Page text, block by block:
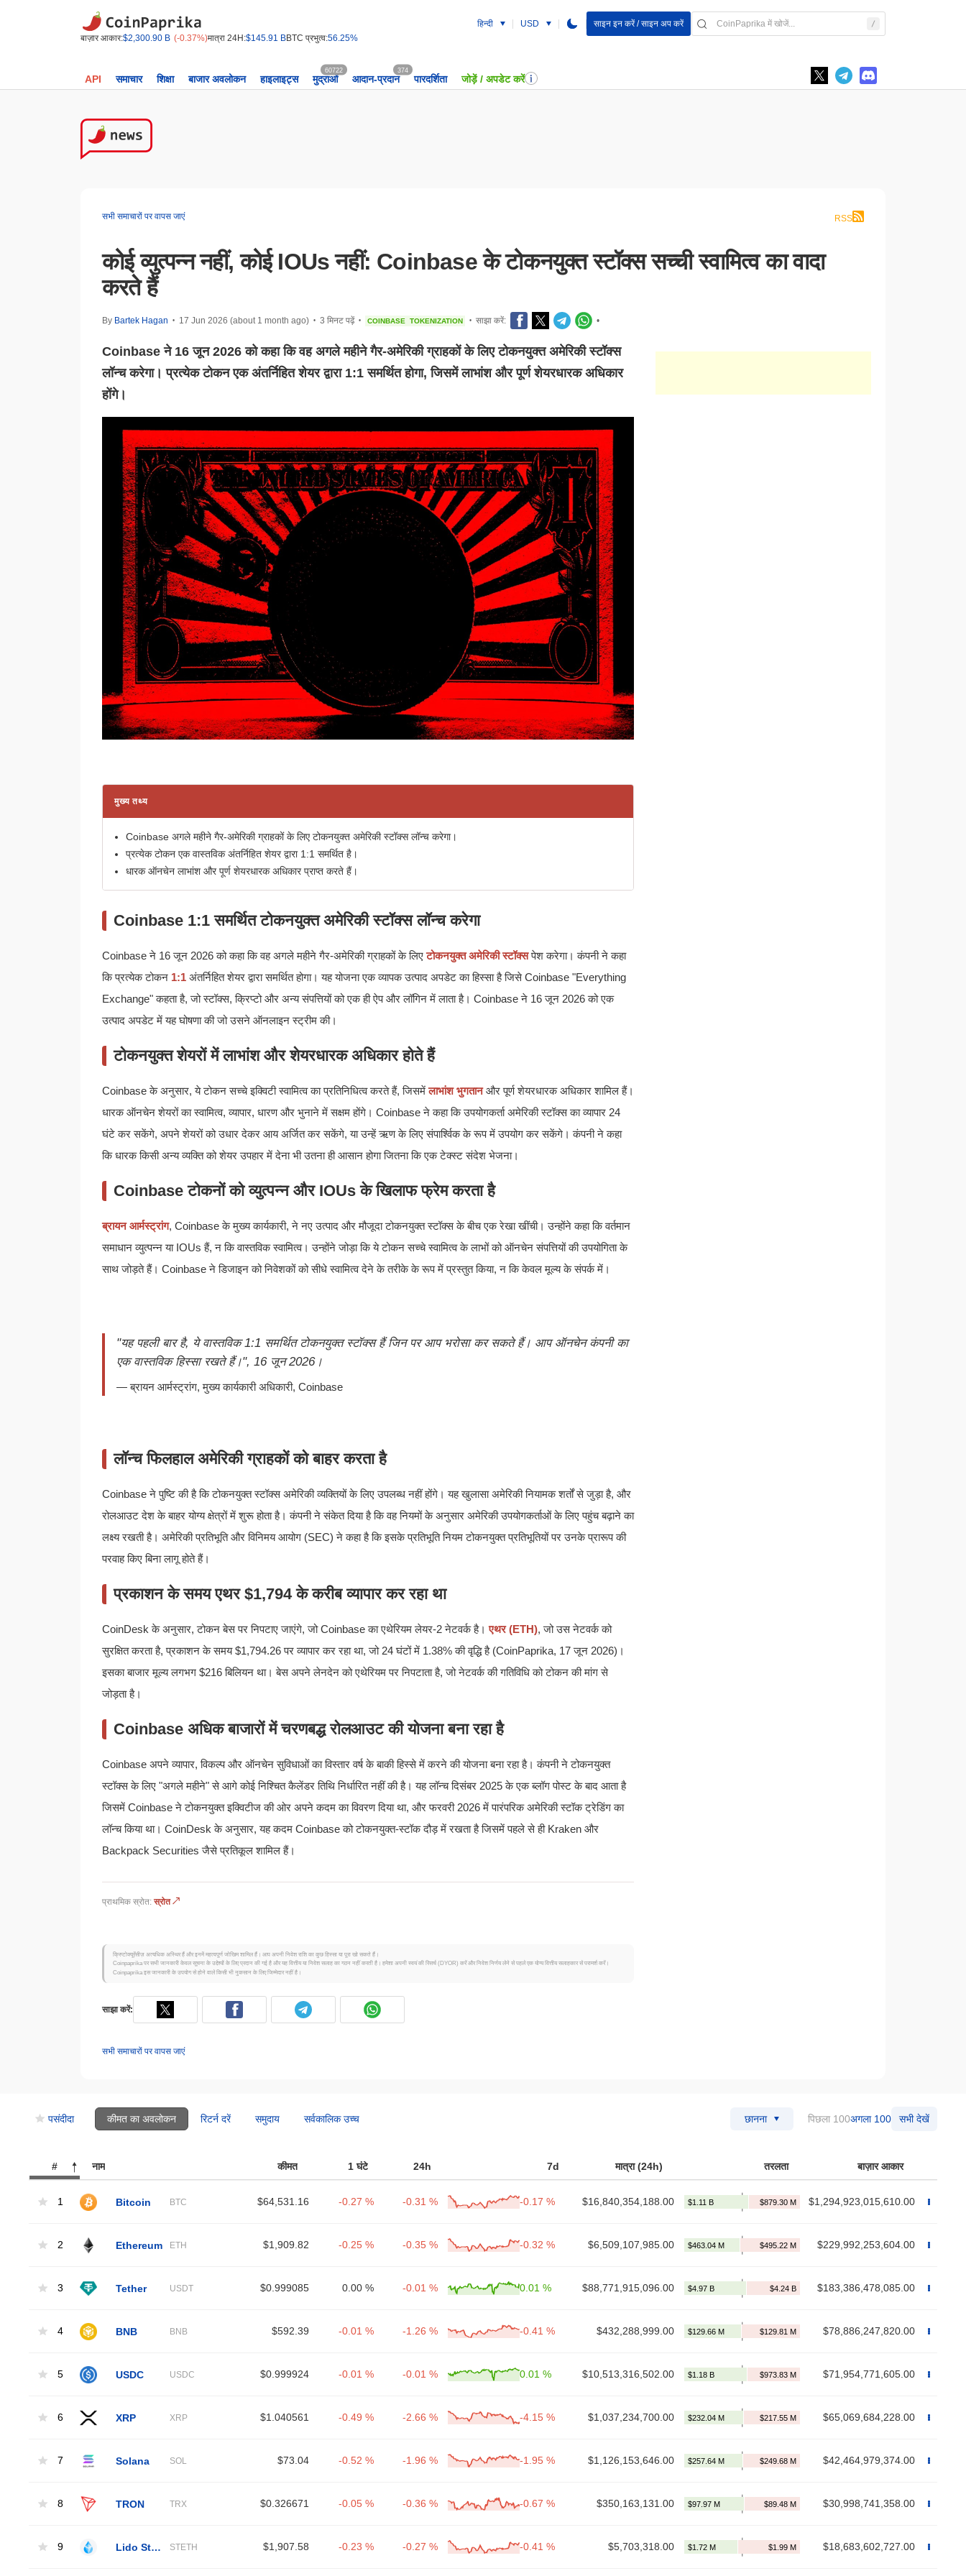
बाज़ार आकार:$2,300.90 B (-0.37%)मात्रा 24H:$145.91 BBTC प्रभुत्व:56.25%
हिन्दी USD साइन इन करें / साइन अप करें
API समाचार शिक्षा बाजार अवलोकन हाइलाइट्स मुद्राओं
60722
आदान-प्रदान
374
पारदर्शिता जोड़ें / अपडेट करें
सभी समाचारों पर वापस जाएं RSS
कोई व्युत्पन्न नहीं, कोई IOUs नहीं: Coinbase के टोकनयुक्त स्टॉक्स सच्ची स्वामित्व का वादा
करते हैं
By Bartek Hagan • 17 Jun 2026 (about 1 month ago) • 3 मिनट पढ़ें • COINBASE TOKENIZATION • साझा करें: •
Coinbase ने 16 जून 2026 को कहा कि वह अगले महीने गैर-अमेरिकी ग्राहकों के लिए टोकनयुक्त अमेरिकी स्टॉक्स
लॉन्च करेगा। प्रत्येक टोकन एक अंतर्निहित शेयर द्वारा 1:1 समर्थित होगा, जिसमें लाभांश और पूर्ण शेयरधारक अधिकार
होंगे।
मुख्य तथ्य
Coinbase अगले महीने गैर-अमेरिकी ग्राहकों के लिए टोकनयुक्त अमेरिकी स्टॉक्स लॉन्च करेगा।
प्रत्येक टोकन एक वास्तविक अंतर्निहित शेयर द्वारा 1:1 समर्थित है।
धारक ऑनचेन लाभांश और पूर्ण शेयरधारक अधिकार प्राप्त करते हैं।
Coinbase 1:1 समर्थित टोकनयुक्त अमेरिकी स्टॉक्स लॉन्च करेगा
Coinbase ने 16 जून 2026 को कहा कि वह अगले महीने गैर-अमेरिकी ग्राहकों के लिएटोकनयुक्त अमेरिकी स्टॉक्सपेश करेगा। कंपनी ने कहा
कि प्रत्येक टोकन 1:1 अंतर्निहित शेयर द्वारा समर्थित होगा। यह योजना एक व्यापक उत्पाद अपडेट का हिस्सा है जिसे Coinbase "Everything
Exchange" कहता है, जो स्टॉक्स, क्रिप्टो और अन्य संपत्तियों को एक ही ऐप और लॉगिन में लाता है। Coinbase ने 16 जून 2026 को एक
उत्पाद अपडेट में यह घोषणा की जो उसने ऑनलाइन स्ट्रीम की।
टोकनयुक्त शेयरों में लाभांश और शेयरधारक अधिकार होते हैं
Coinbase के अनुसार, ये टोकन सच्चे इक्विटी स्वामित्व का प्रतिनिधित्व करते हैं, जिसमेंलाभांश भुगतानऔर पूर्ण शेयरधारक अधिकार शामिल हैं।
धारक ऑनचेन शेयरों का स्वामित्व, व्यापार, धारण और भुनाने में सक्षम होंगे। Coinbase ने कहा कि उपयोगकर्ता अमेरिकी स्टॉक्स का व्यापार 24
घंटे कर सकेंगे, अपने शेयरों को उधार देकर आय अर्जित कर सकेंगे, या उन्हें ऋण के लिए संपार्श्विक के रूप में उपयोग कर सकेंगे। कंपनी ने कहा
कि धारक किसी अन्य व्यक्ति को शेयर उपहार में देना भी उतना ही आसान होगा जितना कि एक टेक्स्ट संदेश भेजना।
Coinbase टोकनों को व्युत्पन्न और IOUs के खिलाफ फ्रेम करता है
ब्रायन आर्मस्ट्रांग, Coinbase के मुख्य कार्यकारी, ने नए उत्पाद और मौजूदा टोकनयुक्त स्टॉक्स के बीच एक रेखा खींची। उन्होंने कहा कि वर्तमान
समाधान व्युत्पन्न या IOUs हैं, न कि वास्तविक स्वामित्व। उन्होंने जोड़ा कि ये टोकन सच्चे स्वामित्व के लाभों को ऑनचेन संपत्तियों की उपयोगिता के
साथ जोड़ते हैं। Coinbase ने डिजाइन को निवेशकों को सीधे स्वामित्व देने के तरीके के रूप में प्रस्तुत किया, न कि केवल मूल्य के संपर्क में।
"यह पहली बार है, ये वास्तविक 1:1 समर्थित टोकनयुक्त स्टॉक्स हैं जिन पर आप भरोसा कर सकते हैं। आप ऑनचेन कंपनी का
एक वास्तविक हिस्सा रखते हैं।", 16 जून 2026।
— ब्रायन आर्मस्ट्रांग, मुख्य कार्यकारी अधिकारी, Coinbase
लॉन्च फिलहाल अमेरिकी ग्राहकों को बाहर करता है
Coinbase ने पुष्टि की है कि टोकनयुक्त स्टॉक्स अमेरिकी व्यक्तियों के लिए उपलब्ध नहीं होंगे। यह खुलासा अमेरिकी नियामक शर्तों से जुड़ा है, और
रोलआउट देश के बाहर योग्य क्षेत्रों में शुरू होता है। कंपनी ने संकेत दिया है कि वह नियमों के अनुसार अमेरिकी उपयोगकर्ताओं के लिए पहुंच बढ़ाने का
लक्ष्य रखती है। अमेरिकी प्रतिभूति और विनिमय आयोग (SEC) ने कहा है कि इसके प्रतिभूति नियम टोकनयुक्त प्रतिभूतियों पर उनके प्रारूप की
परवाह किए बिना लागू होते हैं।
प्रकाशन के समय एथर $1,794 के करीब व्यापार कर रहा था
CoinDesk के अनुसार, टोकन बेस पर निपटाए जाएंगे, जो Coinbase का एथेरियम लेयर-2 नेटवर्क है।एथर (ETH), जो उस नेटवर्क को
सुरक्षित करता है, प्रकाशन के समय $1,794.26 पर व्यापार कर रहा था, जो 24 घंटों में 1.38% की वृद्धि है (CoinPaprika, 17 जून 2026)।
इसका बाजार मूल्य लगभग $216 बिलियन था। बेस अपने लेनदेन को एथेरियम पर निपटाता है, जो नेटवर्क की गतिविधि को टोकन की मांग से
जोड़ता है।
Coinbase अधिक बाजारों में चरणबद्ध रोलआउट की योजना बना रहा है
Coinbase अपने व्यापार, विकल्प और ऑनचेन सुविधाओं का विस्तार वर्ष के बाकी हिस्से में करने की योजना बना रहा है। कंपनी ने टोकनयुक्त
स्टॉक्स के लिए "अगले महीने" से आगे कोई निश्चित कैलेंडर तिथि निर्धारित नहीं की है। यह लॉन्च दिसंबर 2025 के एक ब्लॉग पोस्ट के बाद आता है
जिसमें Coinbase ने टोकनयुक्त इक्विटीज की ओर अपने कदम का विवरण दिया था, और फरवरी 2026 में पारंपरिक अमेरिकी स्टॉक ट्रेडिंग का
लॉन्च किया था। CoinDesk के अनुसार, यह कदम Coinbase को टोकनयुक्त-स्टॉक दौड़ में रखता है जिसमें पहले से ही Kraken और
Backpack Securities जैसे प्रतिकूल शामिल हैं।
प्राथमिक स्रोत: स्रोत ↗
क्रिप्टोक्यूरेंसीज़ अत्यधिक अस्थिर हैं और इनमें महत्वपूर्ण जोखिम शामिल हैं। आप अपनी निवेश राशि का कुछ हिस्सा या पूरा खो सकते हैं।
Coinpaprika पर सभी जानकारी केवल सूचना के उद्देश्यों के लिए प्रदान की गई है और यह वित्तीय या निवेश सलाह का गठन नहीं करती है। हमेशा अपनी स्वयं की रिसर्च (DYOR) करें और निवेश निर्णय लेने से पहले एक योग्य वित्तीय सलाहकार से परामर्श करें।
Coinpaprika इस जानकारी के उपयोग से होने वाले किसी भी नुकसान के लिए जिम्मेदार नहीं है।
साझा करें:
सभी समाचारों पर वापस जाएं
पसंदीदा कीमत का अवलोकन रिटर्न दरें समुदाय सर्वकालिक उच्च छानना पिछला 100अगला 100 सभी देखें
# नाम कीमत 1 घंटे 24h 7d मात्रा (24h) तरलता बाज़ार आकार
1 Bitcoin BTC $64,531.16 -0.27 % -0.31 % -0.17 % $16,840,354,188.00 $1,294,923,015,610.00
2 Ethereum ETH $1,909.82 -0.25 % -0.35 % -0.32 % $6,509,107,985.00 $229,992,253,604.00
3 Tether USDT $0.999085 0.00 % -0.01 % 0.01 % $88,771,915,096.00 $183,386,478,085.00
4 BNB BNB $592.39 -0.01 % -1.26 % -0.41 % $432,288,999.00 $78,886,247,820.00
5 USDC USDC $0.999924 -0.01 % -0.01 % 0.01 % $10,513,316,502.00 $71,954,771,605.00
6 XRP XRP $1.040561 -0.49 % -2.66 % -4.15 % $1,037,234,700.00 $65,069,684,228.00
7 Solana SOL $73.04 -0.52 % -1.96 % -1.95 % $1,126,153,646.00 $42,464,979,374.00
8 TRON TRX $0.326671 -0.05 % -0.36 % -0.67 % $350,163,131.00 $30,998,741,358.00
9 STETH $1,907.58 -0.23 % -0.27 % -0.41 % $5,703,318.00 $18,683,602,727.00